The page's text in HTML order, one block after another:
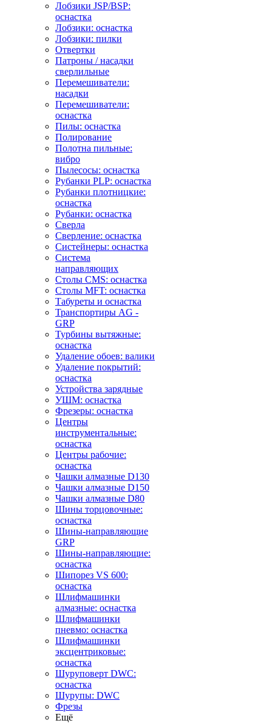
Лобзики JSP/BSP:
оснастка
Лобзики: оснастка
Лобзики: пилки
Отвертки
Патроны / насадки
сверлильные
Перемешиватели:
насадки
Перемешиватели:
оснастка
Пилы: оснастка
Полирование
Полотна пильные:
вибро
Пылесосы: оснастка
Рубанки PLP: оснастка
Рубанки плотницкие:
оснастка
Рубанки: оснастка
Сверла
Сверление: оснастка
Систейнеры: оснастка
Система
направляющих
Столы CMS: оснастка
Столы MFT: оснастка
Табуреты и оснастка
Транспортиры AG -
GRP
Турбины вытяжные:
оснастка
Удаление обоев: валики
Удаление покрытий:
оснастка
Устройства зарядные
УШМ: оснастка
Фрезеры: оснастка
Центры
инструментальные:
оснастка
Центры рабочие:
оснастка
Чашки алмазные D130
Чашки алмазные D150
Чашки алмазные D80
Шины торцовочные:
оснастка
Шины-направляющие
GRP
Шины-направляющие:
оснастка
Шипорез VS 600:
оснастка
Шлифмашинки
алмазные: оснастка
Шлифмашинки
пневмо: оснастка
Шлифмашинки
эксцентриковые:
оснастка
Шуруповерт DWC:
оснастка
Шурупы: DWC
Фрезы
Ещё